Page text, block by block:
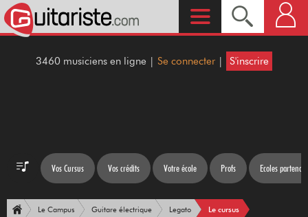
3460 musiciens en ligne | Se connecter | S'inscrire
Vos Cursus Vos crédits Votre école Profs Ecoles
Le Campus Guitare électrique Legato Le cursus